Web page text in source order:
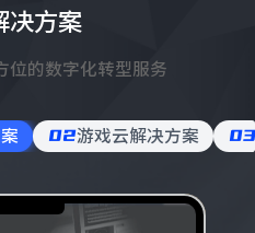
决方案
位的数字化转型服务
02游戏云解决方案